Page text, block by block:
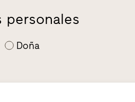
personales
Doña